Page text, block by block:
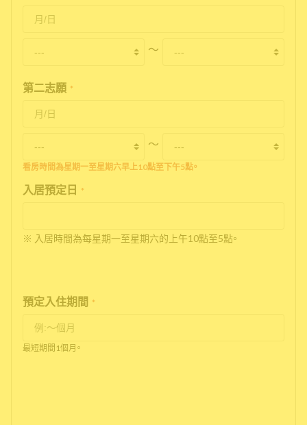
〜
第二志願 *
〜
看房時間為星期一至星期六早上10點至下午5點。
入居預定日 *
※ 入居時間為每星期一至星期六的上午10點至5點。
預定入住期間 *
最短期間1個月。